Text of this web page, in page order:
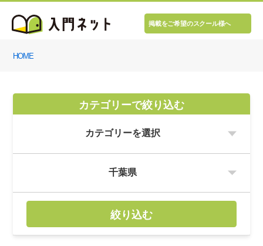
掲載をご希望のスクール様へ
HOME
カテゴリーで絞り込む
絞り込む